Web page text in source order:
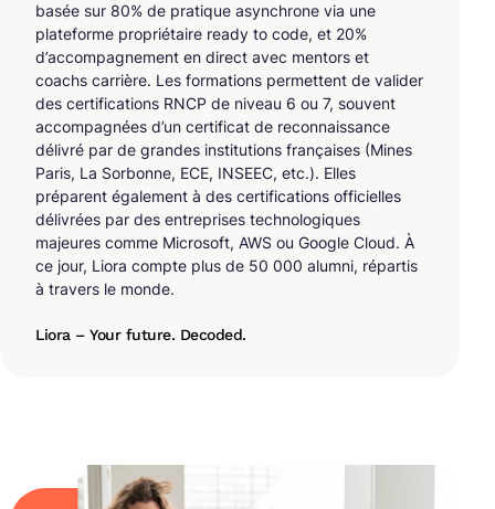
basée sur 80% de pratique asynchrone via une
plateforme propriétaire ready to code, et 20%
d’accompagnement en direct avec mentors et
coachs carrière. Les formations permettent de valider
des certifications RNCP de niveau 6 ou 7, souvent
accompagnées d’un certificat de reconnaissance
délivré par de grandes institutions françaises (Mines
Paris, La Sorbonne, ECE, INSEEC, etc.). Elles
préparent également à des certifications officielles
délivrées par des entreprises technologiques
majeures comme Microsoft, AWS ou Google Cloud. À
ce jour, Liora compte plus de 50 000 alumni, répartis
à travers le monde.
Liora – Your future. Decoded.